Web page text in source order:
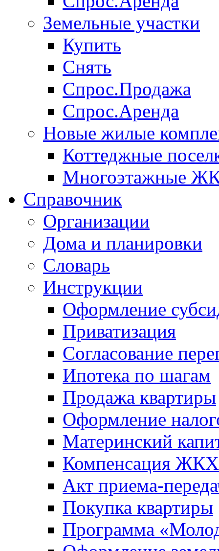
Земельные участки
Купить
Снять
Спрос.Продажа
Спрос.Аренда
Новые жилые
Коттеджные
Многоэтажные
Справочник
Организации
Дома и планировки
Словарь
Инструкции
Оформление
Приватизация
Согласование
Ипотека по шагам
Продажа квартиры
Оформление
Материнский
Компенсация ЖКХ
Акт приема-
Покупка квартиры
Программа